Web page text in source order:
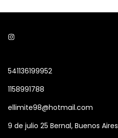
541136199952
1158991788
ellimite98@hotmail.com
9 de julio 25 Bernal, Buenos Aires